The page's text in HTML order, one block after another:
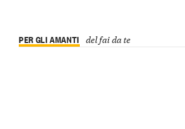
PER GLI AMANTI del fai da te